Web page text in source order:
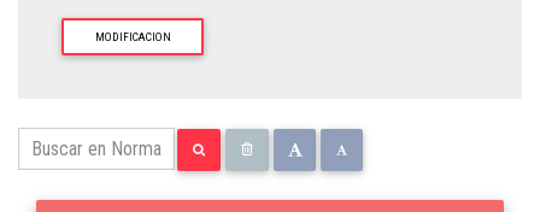
MODIFICACION